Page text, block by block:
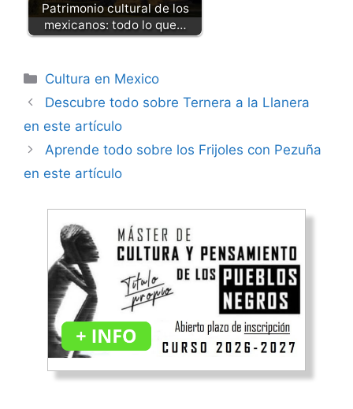
Patrimonio cultural de los
mexicanos: todo lo que…
Categorías
Cultura en Mexico
Descubre todo sobre Ternera a la Llanera
en este artículo
Aprende todo sobre los Frijoles con Pezuña
en este artículo